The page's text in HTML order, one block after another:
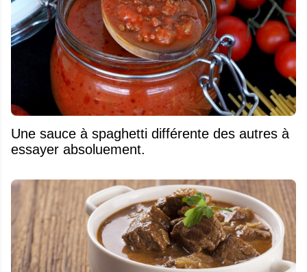
Une sauce à spaghetti différente des autres à
essayer absoluement.